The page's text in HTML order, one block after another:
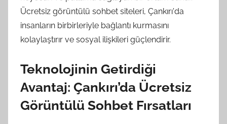
Ücretsiz görüntülü sohbet siteleri, Çankırı'da
insanların birbirleriyle bağlantı kurmasını
kolaylaştırır ve sosyal ilişkileri güçlendirir.
Teknolojinin Getirdiği
Avantaj: Çankırı’da Ücretsiz
Görüntülü Sohbet Fırsatları